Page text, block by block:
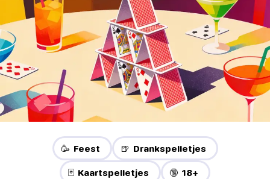
🥳 Feest 🍺 Drankspelletjes
🃏 Kaartspelletjes 🔞 18+